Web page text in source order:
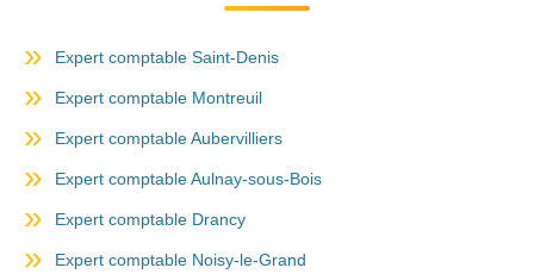
Expert comptable Saint-Denis
Expert comptable Montreuil
Expert comptable Aubervilliers
Expert comptable Aulnay-sous-Bois
Expert comptable Drancy
Expert comptable Noisy-le-Grand